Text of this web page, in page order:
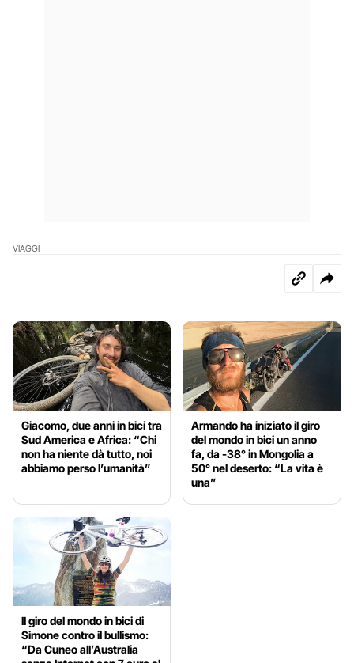
VIAGGI
Giacomo, due anni in bici tra
Sud America e Africa: “Chi
non ha niente dà tutto, noi
abbiamo perso l’umanità”
Armando ha iniziato il giro
del mondo in bici un anno
fa, da -38° in Mongolia a
50° nel deserto: “La vita è
una”
Il giro del mondo in bici di
Simone contro il bullismo:
“Da Cuneo all’Australia